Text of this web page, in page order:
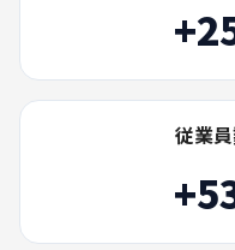
従業